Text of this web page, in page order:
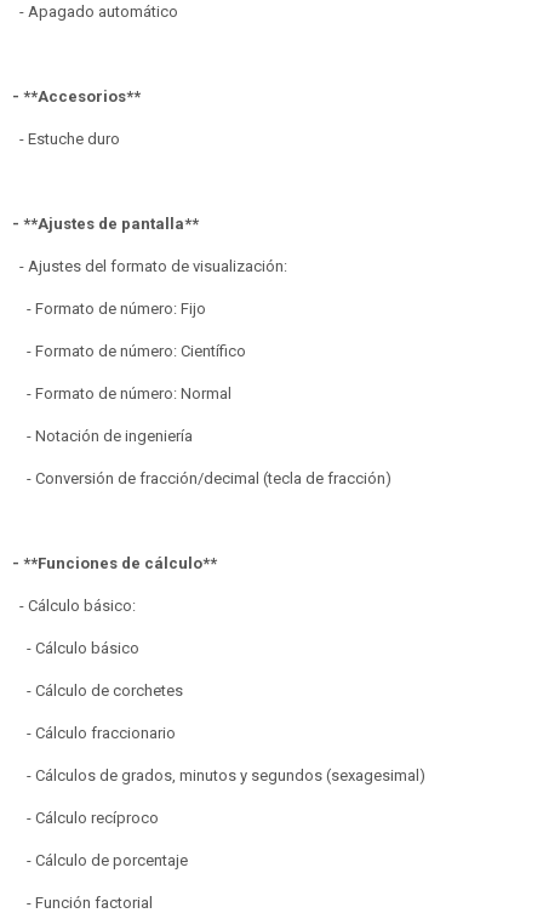
- Apagado automático
- **Accesorios**
- Estuche duro
- **Ajustes de pantalla**
- Ajustes del formato de visualización:
- Formato de número: Fijo
- Formato de número: Científico
- Formato de número: Normal
- Notación de ingeniería
- Conversión de fracción/decimal (tecla de fracción)
- **Funciones de cálculo**
- Cálculo básico:
- Cálculo básico
- Cálculo de corchetes
- Cálculo fraccionario
- Cálculos de grados, minutos y segundos (sexagesimal)
- Cálculo recíproco
- Cálculo de porcentaje
- Función factorial